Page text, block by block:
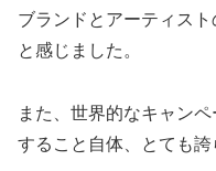
ブランドとアーティス
と感じました。
また、世界的なキャン
すること自体、とても誇